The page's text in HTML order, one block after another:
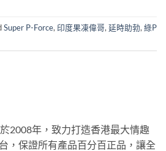
Super P-Force, 印度果凍偉哥, 延時助勃, 綠P
2008年，致力打造香港最大情趣
，保證所有產品百分百正品，讓全